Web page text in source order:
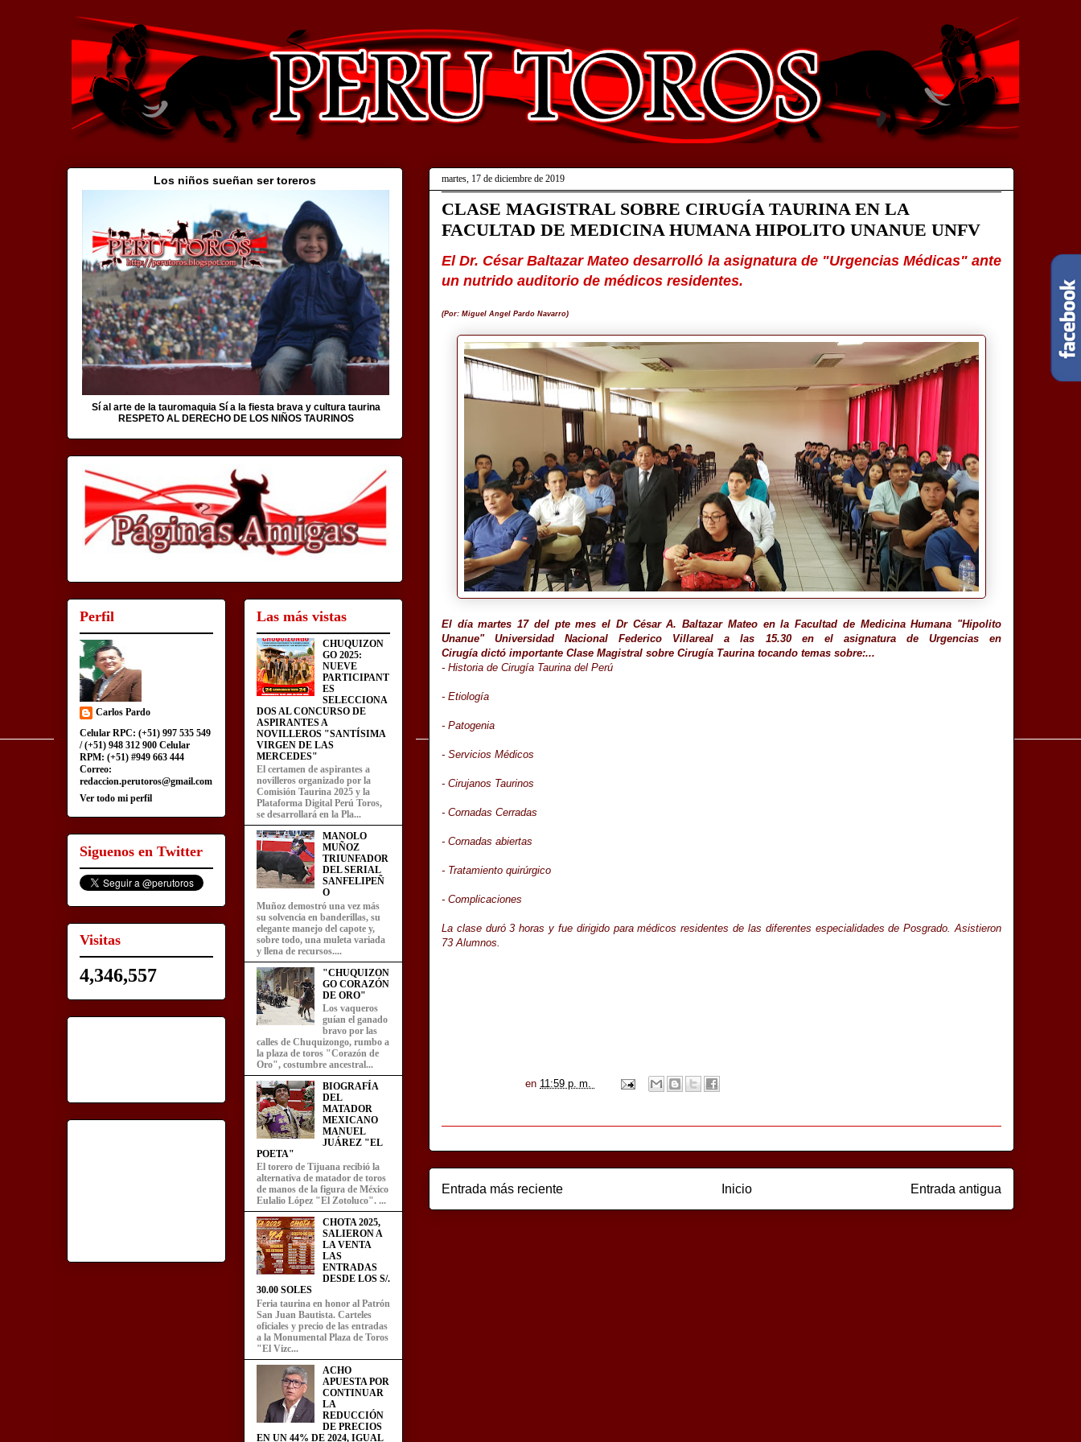
martes, 17 de diciembre de 2019
CLASE MAGISTRAL SOBRE CIRUGÍA TAURINA EN LA
FACULTAD DE MEDICINA HUMANA HIPOLITO UNANUE UNFV
El Dr. CésarBaltazar Mateo desarrolló la asignatura de "Urgencias Médicas" ante
un nutrido auditorio de médicos residentes.
(Por: Miguel Angel Pardo Navarro)
El día martes 17 del pte mes el Dr César A. Baltazar Mateo en la Facultad de Medicina Humana "Hipolito
Unanue" Universidad Nacional Federico Villareal a las 15.30 en el asignatura de Urgencias en
Cirugía dictó importante Clase Magistral sobre Cirugía Taurina tocando temas sobre:...
- Historia de Cirugía Taurina del Perú
- Etiología
- Patogenia
- Servicios Médicos
- Cirujanos Taurinos
- Cornadas Cerradas
- Cornadas abiertas
- Tratamiento quirúrgico
- Complicaciones
La clase duró 3 horas y fue dirigido para médicos residentes de las diferentes especialidades de Posgrado. Asistieron
73 Alumnos.
en 11:59 p. m.
Entrada más reciente Entrada antigua
Inicio
Los niños sueñan ser toreros
Sí al arte de la tauromaquia Sí a la fiesta brava y cultura taurina
RESPETO AL DERECHO DE LOS NIÑOS TAURINOS
Perfil
Carlos Pardo
Celular RPC: (+51) 997 535 549
/ (+51) 948 312 900 Celular
RPM: (+51) #949 663 444
Correo:
redaccion.perutoros@gmail.com
Ver todo mi perfil
Siguenos en Twitter
Visitas
4,346,557
Las más vistas
CHUQUIZON
GO 2025:
NUEVE
PARTICIPANT
ES
SELECCIONA
DOS AL CONCURSO DE
ASPIRANTES A
NOVILLEROS "SANTÍSIMA
VIRGEN DE LAS
MERCEDES"
El certamen de aspirantes a
novilleros organizado por la
Comisión Taurina 2025 y la
Plataforma Digital Perú Toros,
se desarrollará en la Pla...
MANOLO
MUÑOZ
TRIUNFADOR
DEL SERIAL
SANFELIPEÑ
O
Muñoz demostró una vez más
su solvencia en banderillas, su
elegante manejo del capote y,
sobre todo, una muleta variada
y llena de recursos....
"CHUQUIZON
GO CORAZÓN
DE ORO"
Los vaqueros
guían el ganado
bravo por las
calles de Chuquizongo, rumbo a
la plaza de toros "Corazón de
Oro", costumbre ancestral...
BIOGRAFÍA
DEL
MATADOR
MEXICANO
MANUEL
JUÁREZ "EL
POETA"
El torero de Tijuana recibió la
alternativa de matador de toros
de manos de la figura de México
Eulalio López "El Zotoluco". ...
CHOTA 2025,
SALIERON A
LA VENTA
LAS
ENTRADAS
DESDE LOS S/.
30.00 SOLES
Feria taurina en honor al Patrón
San Juan Bautista. Carteles
oficiales y precio de las entradas
a la Monumental Plaza de Toros
"El Vizc...
ACHO
APUESTA POR
CONTINUAR
LA
REDUCCIÓN
DE PRECIOS
EN UN 44% DE 2024, IGUAL